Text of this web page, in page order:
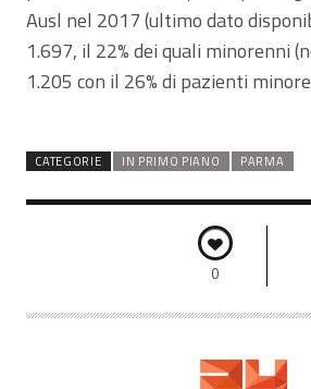
Ausl nel 2017 (ultimo dato
1.697, il 22% dei quali minorenni
1.205 con il 26% di pazienti
CATEGORIE IN PRIMO PIANO PARMA
0